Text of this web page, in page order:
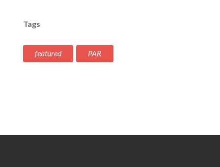
Tags
featured PAR